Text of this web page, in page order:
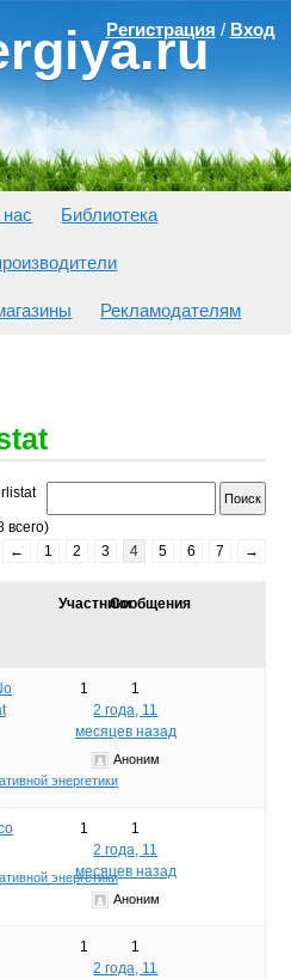
Регистрация / Вход
Библиотека
Рекламодателям
всего)
←
1 2 3 4 5 6 7 →
УчастникиСообщения
энергетики
1
1
2 года, 11
месяцев назад
Аноним
энергетики
1
1
2 года, 11
месяцев назад
Аноним
1
1
2 года, 11